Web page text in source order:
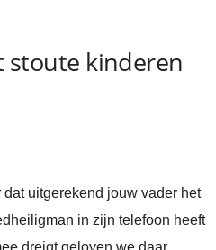
stoute kinderen
uitgerekend jouw vader het
in zijn telefoon heeft